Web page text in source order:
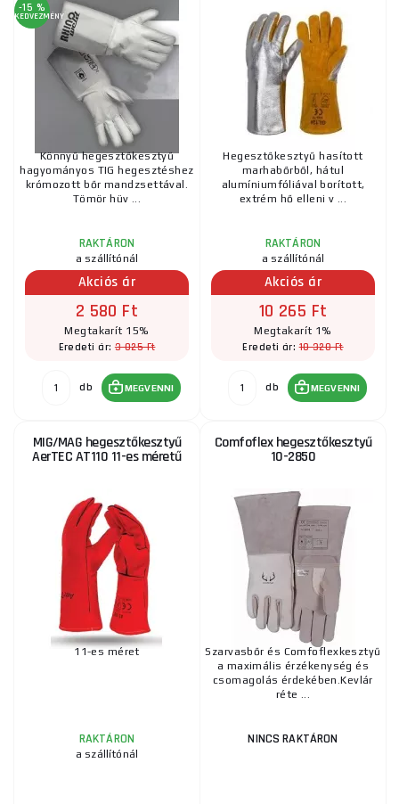
-15 %
KEDVEZMÉNY
Könnyű hegesztőkesztyű
hagyományos TIG hegesztéshez
krómozott bőr mandzsettával.
Tömör hüv ...
RAKTÁRON
a szállítónál
Akciós ár
2 580 Ft
Megtakarít 15%
Eredeti ár:3 025 Ft
db MEGVENNI
Hegesztőkesztyű hasított
marhabőrből, hátul
alumíniumfóliával borított,
extrém hő elleni v ...
RAKTÁRON
a szállítónál
Akciós ár
10 265 Ft
Megtakarít 1%
Eredeti ár:10 320 Ft
db MEGVENNI
MIG/MAG hegesztőkesztyű
AerTEC AT110 11-es méretű
11-es méret
RAKTÁRON
a szállítónál
Comfoflex hegesztőkesztyű
10-2850
Szarvasbőr és Comfoflexkesztyű
a maximális érzékenység és
csomagolás érdekében.Kevlár
réte ...
NINCS RAKTÁRON